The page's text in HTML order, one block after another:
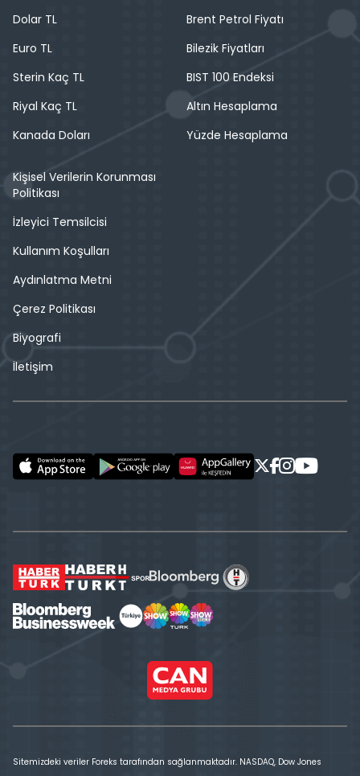
Dolar TL
Euro TL
Sterin Kaç TL
Riyal Kaç TL
Kanada Doları
Brent Petrol Fiyatı
Bilezik Fiyatları
BIST 100 Endeksi
Altın Hesaplama
Yüzde Hesaplama
Kişisel Verilerin Korunması
Politikası
İzleyici Temsilcisi
Kullanım Koşulları
Aydınlatma Metni
Çerez Politikası
Biyografi
İletişim
Sitemizdeki veriler Foreks tarafından sağlanmaktadır. NASDAQ, Dow Jones